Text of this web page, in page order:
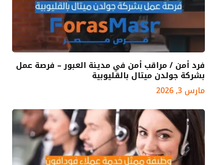
فرد أمن / مراقب أمن في مدينة العبور – فرصة عمل
بشركة جولدن ميتال بالقليوبية
مارس 3, 2026